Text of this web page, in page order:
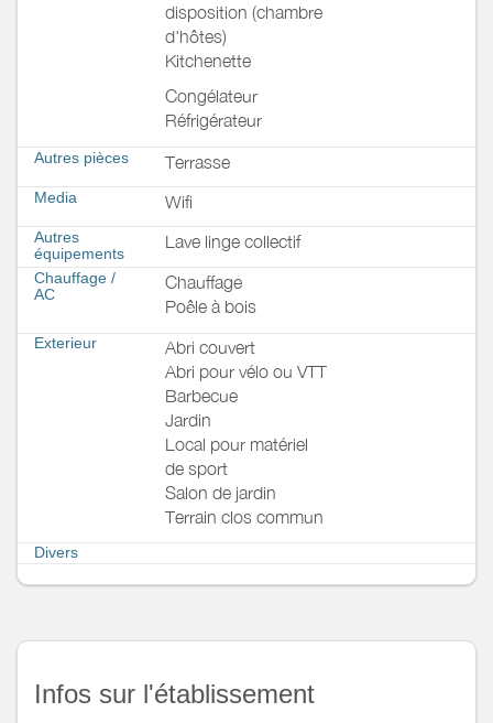
disposition (chambre
d'hôtes)
Kitchenette
Congélateur
Réfrigérateur
Autres pièces Terrasse
Media Wifi
Autres
équipements
Lave linge collectif
Chauffage /
AC
Chauffage
Poêle à bois
Exterieur
Abri couvert
Abri pour vélo ou VTT
Barbecue
Jardin
Local pour matériel
de sport
Salon de jardin
Terrain clos commun
Divers
Infos sur l'établissement